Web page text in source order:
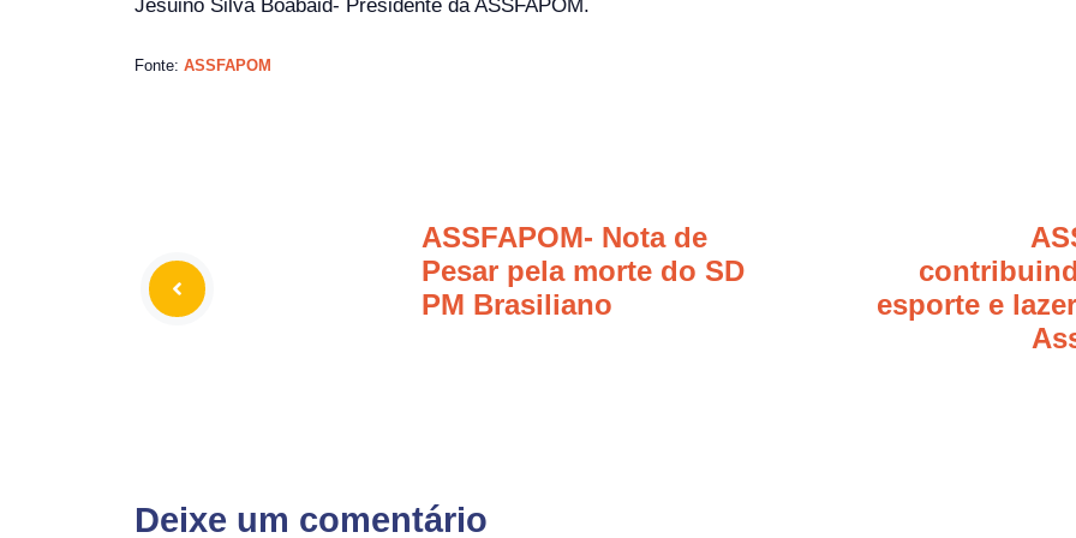
Jesuino Silva Boabaid- Presidente da ASSFAPOM.
Fonte: ASSFAPOM
ASSFAPOM- Nota de
Pesar pela morte do SD
PM Brasiliano
esporte e
Deixe um comentário